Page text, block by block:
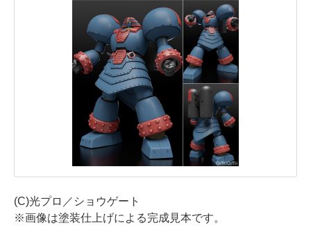
(C)光プロ／ショウゲート
※画像は塗装仕上げによる完成見本です。